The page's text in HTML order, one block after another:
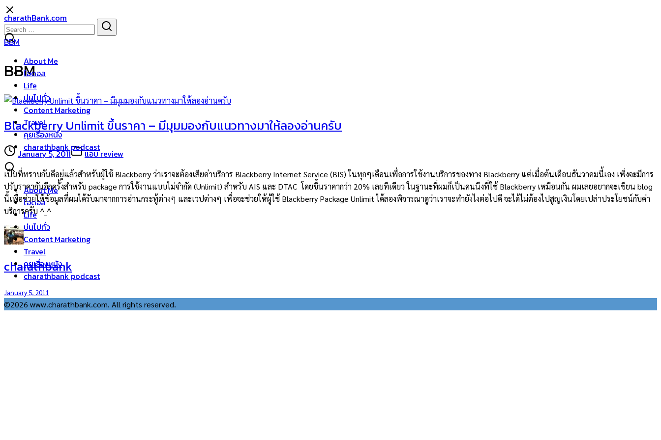
Skip
to
content
charathBank.com
About Me
ไอดอล
Life
บ่นไปทั่ว
Content Marketing
Travel
คุยเรื่องหนัง
charathbank podcast
About Me
ไอดอล
Life
บ่นไปทั่ว
Content Marketing
Travel
คุยเรื่องหนัง
charathbank podcast
Search
for:
BBM
BBM
Blackberry Unlimit ขึ้นราคา – มีมุมมองกับแนวทางมาให้ลองอ่านครับ
January 5, 2011 แอบ review
เป็นที่ทราบกันดีอยู่แล้วสำหรับผู้ใช้ Blackberry ว่าเราจะต้องเสียค่าบริการ Blackberry Internet Service (BIS) ในทุกๆเดือนเพื่อการใช้งานบริการของทาง Blackberry แต่เมื่อต้นเดือนธันวาคมนี้เอง เพิ่งจะมีการ
ปรับราคากันอีกครั้งสำหรับ package การใช้งานแบบไม่จำกัด (Unlimit) สำหรับ AIS และ DTAC โดยขึ้นราคากว่า 20% เลยทีเดียว ในฐานะที่ผมก็เป็นคนนึงที่ใช้ Blackberry เหมือนกัน ผมเลยอยากจะเขียน blog
นี้เพื่อช่วยให้ข้อมูลที่ผมได้รับมาจากการอ่านกระทู้ต่างๆ และเวปต่างๆ เพื่อจะช่วยให้ผู้ใช้ Blackberry Package Unlimit ได้ลองพิจารณาดูว่าเราจะทำยังไงต่อไปดี จะได้ไม่ต้องไปสูญเงินโดยเปล่าประโยชน์กับค่า
บริการครับ ^_^
charathbank
January 5, 2011
©2026 www.charathbank.com. All rights reserved.